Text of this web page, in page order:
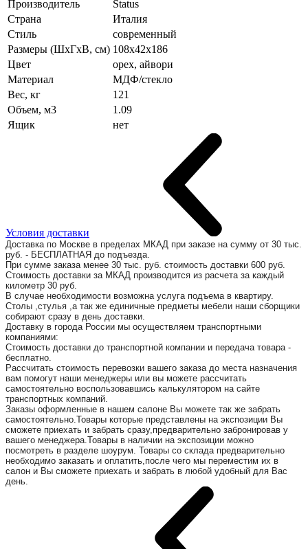
Производитель
Status
Страна
Италия
Стиль
современный
Размеры (ШхГхВ, см) 108х42х186
Цвет
орех, айвори
Материал
МДФ/стекло
Вес, кг
121
Объем, м3
1.09
Ящик
нет
Условия доставки
Доставка по Москве в пределах МКАД при заказе на сумму от 30 тыс.
руб. - БЕСПЛАТНАЯ до подъезда.
При сумме заказа менее 30 тыс. руб. стоимость доставки 600 руб.
Стоимость доставки за МКАД производится из расчета за каждый
километр 30 руб.
В случае необходимости возможна услуга подъема в квартиру.
Столы ,стулья ,а так же единичные предметы мебели наши сборщики
собирают сразу в день доставки.
Доставку в города России мы осуществляем транспортными
компаниями:
Стоимость доставки до транспортной компании и передача товара -
бесплатно.
Рассчитать стоимость перевозки вашего заказа до места назначения
вам помогут наши менеджеры или вы можете рассчитать
самостоятельно воспользовавшись калькулятором на сайте
транспортных компаний.
Заказы оформленные в нашем салоне Вы можете так же забрать
самостоятельно.Товары которые представлены на экспозиции Вы
сможете приехать и забрать сразу,предварительно забронировав у
вашего менеджера.Товары в наличии на экспозиции можно
посмотреть в разделе шоурум. Товары со склада предварительно
необходимо заказать и оплатить,после чего мы переместим их в
салон и Вы сможете приехать и забрать в любой удобный для Вас
день.